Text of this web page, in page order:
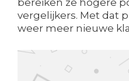
bereiken ze hogere
vergelijkers. Met dat
weer meer nieuwe